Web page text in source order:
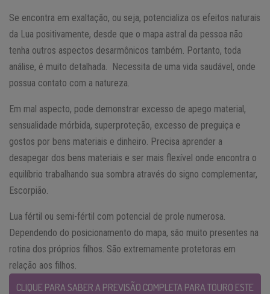
Se encontra em exaltação, ou seja, potencializa os efeitos naturais
da Lua positivamente, desde que o mapa astral da pessoa não
tenha outros aspectos desarmônicos também. Portanto, toda
análise, é muito detalhada. Necessita de uma vida saudável, onde
possua contato com a natureza.
Em mal aspecto, pode demonstrar excesso de apego material,
sensualidade mórbida, superproteção, excesso de preguiça e
gostos por bens materiais e dinheiro. Precisa aprender a
desapegar dos bens materiais e ser mais flexível onde encontra o
equilíbrio trabalhando sua sombra através do signo complementar,
Escorpião.
Lua fértil ou semi-fértil com potencial de prole numerosa.
Dependendo do posicionamento do mapa, são muito presentes na
rotina dos próprios filhos. São extremamente protetoras em
relação aos filhos.
CLIQUE PARA SABER A PREVISÃO COMPLETA PARA TOURO ESTE